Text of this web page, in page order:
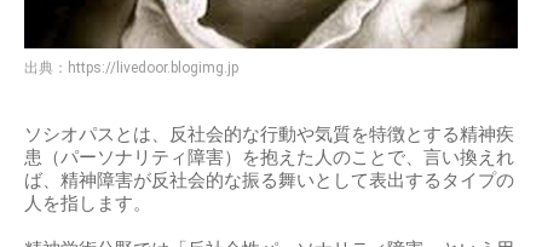
出典： https://livedoor.blogimg.jp
ソシオパスとは、反社会的な行動や気質を特徴とする精神疾
患（パーソナリティ障害）を抱えた人のことで、言い換えれ
ば、精神障害が反社会的な振る舞いとして表出するタイプの
人を指します。